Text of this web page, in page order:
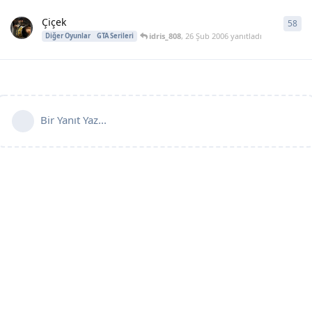
Çiçek
Diğer Oyunlar GTA Serileri idris_808, 26 Şub 2006yanıtladı
58
Bir Yanıt Yaz...